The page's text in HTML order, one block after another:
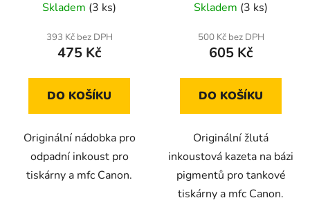
Skladem (3 ks)
393 Kč bez DPH
475 Kč
DO KOŠÍKU
Originální nádobka pro
odpadní inkoust pro
tiskárny a mfc Canon.
Skladem (3 ks)
500 Kč bez DPH
605 Kč
DO KOŠÍKU
Originální žlutá
inkoustová kazeta na bázi
pigmentů pro tankové
tiskárny a mfc Canon.